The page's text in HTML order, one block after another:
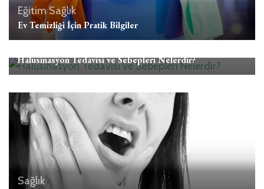
EğitimSağlık
Ev Temizliği İçin Pratik Bilgiler
Halüsinasyon Tedavisi ve Sebepleri Nelerdir?
Sağlık